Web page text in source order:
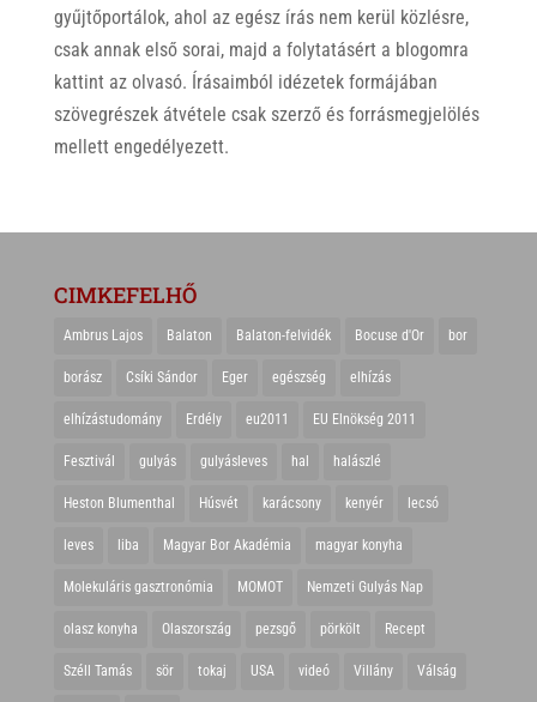
gyűjtőportálok, ahol az egész írás nem kerül közlésre,
csak annak első sorai, majd a folytatásért a blogomra
kattint az olvasó. Írásaimból idézetek formájában
szövegrészek átvétele csak szerző és forrásmegjelölés
mellett engedélyezett.
CIMKEFELHŐ
Ambrus Lajos Balaton Balaton-felvidék Bocuse d'Or bor
borász Csíki Sándor Eger egészség elhízás
elhízástudomány Erdély eu2011 EU Elnökség 2011
Fesztivál gulyás gulyásleves hal halászlé
Heston Blumenthal Húsvét karácsony kenyér lecsó
leves liba Magyar Bor Akadémia magyar konyha
Molekuláris gasztronómia MOMOT Nemzeti Gulyás Nap
olasz konyha Olaszország pezsgő pörkölt Recept
Széll Tamás sör tokaj USA videó Villány Válság